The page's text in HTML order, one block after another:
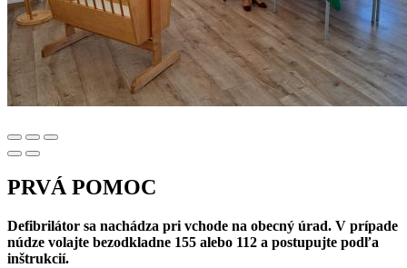
PRVÁ POMOC
Defibrilátor sa nachádza pri vchode na obecný úrad. V prípade
núdze volajte bezodkladne 155 alebo 112 a postupujte podľa
inštrukcií.